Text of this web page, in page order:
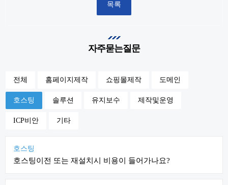
목록
자주묻는질문
전체 홈페이지제작 쇼핑몰제작 도메인
호스팅 솔루션 유지보수 제작및운영
ICP비안 기타
호스팅
호스팅이전 또는 재설치시 비용이 들어가나요?